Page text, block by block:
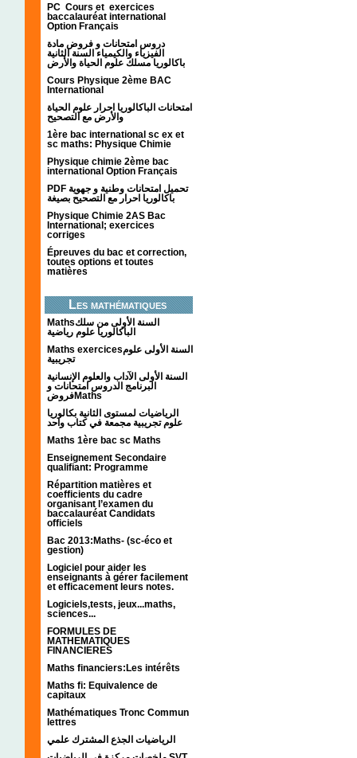
PC Cours et exercices
baccalauréat international
Option Français
دروس امتحانات و فروض مادة
الفيزياء والكيمياء السنة الثانية
باكالوريا مسلك علوم الحياة والأرض
Cours Physique 2ème BAC
International
امتحانات الباكالوريا احرار علوم الحياة
والأرض مع التصحيح
1ère bac international sc ex et
sc maths: Physique Chimie
Physique chimie 2ème bac
international Option Français
PDF تحميل امتحانات وطنية و جهوية
باكالوريا احرار مع التصحيح بصيغة
Physique Chimie 2AS Bac
International; exercices
corriges
Épreuves du bac et correction,
toutes options et toutes
matières
Les mathématiques
Mathsالسنة الأولى من سلك
الباكالوريا علوم رياضية
Maths exercicesالسنة الأولى علوم
تجريبية
السنة الأولى الآداب والعلوم الإنسانية
البرنامج الدروس امتحانات و
فروضMaths
الرياضيات لمستوى الثانية بكالوريا
علوم تجريبية مجمعة في كتاب واحد
Maths 1ère bac sc Maths
Enseignement Secondaire
qualifiant: Programme
Répartition matières et
coefficients du cadre
organisant l’examen du
baccalauréat Candidats
officiels
Bac 2013:Maths- (sc-éco et
gestion)
Logiciel pour aider les
enseignants à gérer facilement
et efficacement leurs notes.
Logiciels,tests, jeux...maths,
sciences...
FORMULES DE
MATHEMATIQUES
FINANCIERES
Maths financiers:Les intérêts
Maths fi: Equivalence de
capitaux
Mathématiques Tronc Commun
lettres
الرياضيات الجذع المشترك علمي